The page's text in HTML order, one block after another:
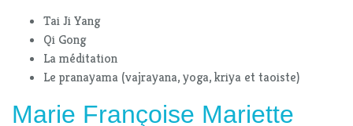
Tai Ji Yang
Qi Gong
La méditation
Le pranayama (vajrayana, yoga, kriya et taoiste)
Marie Françoise Mariette